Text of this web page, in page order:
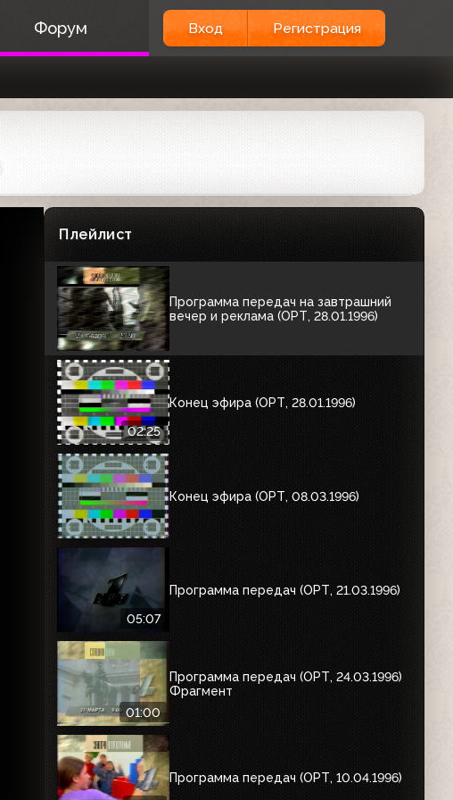
Форум Вход Регистрация
Плейлист
00:48
Конец эфира (ОРТ, 07.01.1996)
Конец эфира перед ночным
02:38
Программа передач на вечер, анонс,
Программа передач на завтрашний
вечер и реклама (ОРТ, 28.01.1996)
02:25
Конец эфира (ОРТ, 28.01.1996)
Конец эфира (ОРТ, 08.03.1996)
05:07
Программа передач (ОРТ, 21.03.1996)
01:00
Программа передач (ОРТ, 24.03.1996)
Фрагмент
Программа передач (ОРТ, 10.04.1996)